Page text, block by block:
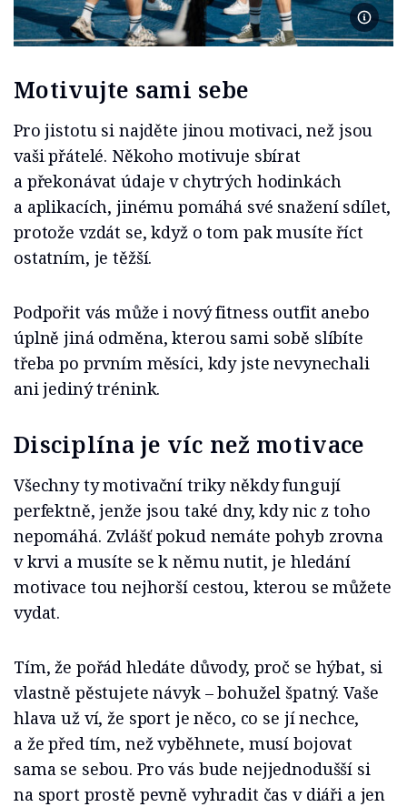
Foto
Motivujte sami sebe
Pro jistotu si najděte jinou motivaci, než jsou
vaši přátelé. Někoho motivuje sbírat
a překonávat údaje v chytrých hodinkách
a aplikacích, jinému pomáhá své snažení sdílet,
protože vzdát se, když o tom pak musíte říct
ostatním, je těžší.
Podpořit vás může i nový fitness outfit anebo
úplně jiná odměna, kterou sami sobě slíbíte
třeba po prvním měsíci, kdy jste nevynechali
ani jediný trénink.
Disciplína je víc než motivace
Všechny ty motivační triky někdy fungují
perfektně, jenže jsou také dny, kdy nic z toho
nepomáhá. Zvlášť pokud nemáte pohyb zrovna
v krvi a musíte se k němu nutit, je hledání
motivace tou nejhorší cestou, kterou se můžete
vydat.
Tím, že pořád hledáte důvody, proč se hýbat, si
vlastně pěstujete návyk – bohužel špatný. Vaše
hlava už ví, že sport je něco, co se jí nechce,
a že před tím, než vyběhnete, musí bojovat
sama se sebou. Pro vás bude nejjednodušší si
na sport prostě pevně vyhradit čas v diáři a jen